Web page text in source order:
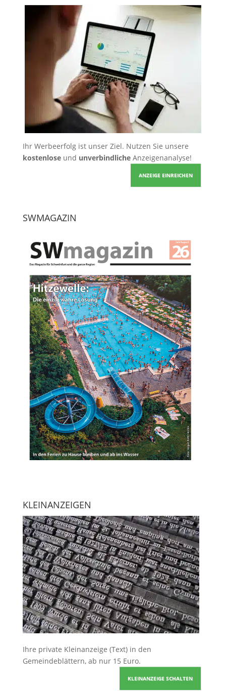
Ihr Werbeerfolg ist unser Ziel. Nutzen Sie unsere
kostenloseund unverbindlicheAnzeigenanalyse!
ANZEIGE EINREICHEN
SWMAGAZIN
KLEINANZEIGEN
Ihre private Kleinanzeige (Text) in den
Gemeindeblättern, ab nur 15 Euro.
KLEINANZEIGE SCHALTEN